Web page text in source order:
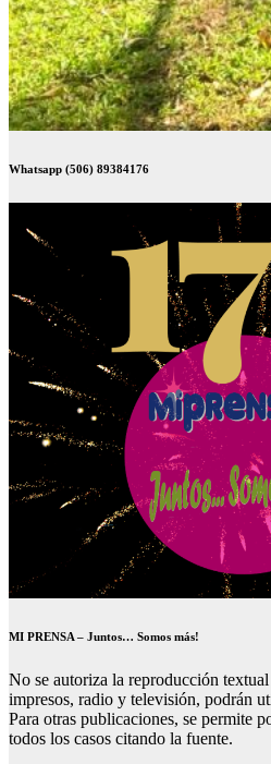
Whatsapp (506) 89384176
MI PRENSA – Juntos… Somos más!
No se autoriza la reproducción
impresos, radio y televisión, podrán
Para otras publicaciones, se permite
todos los casos citando la fuente.